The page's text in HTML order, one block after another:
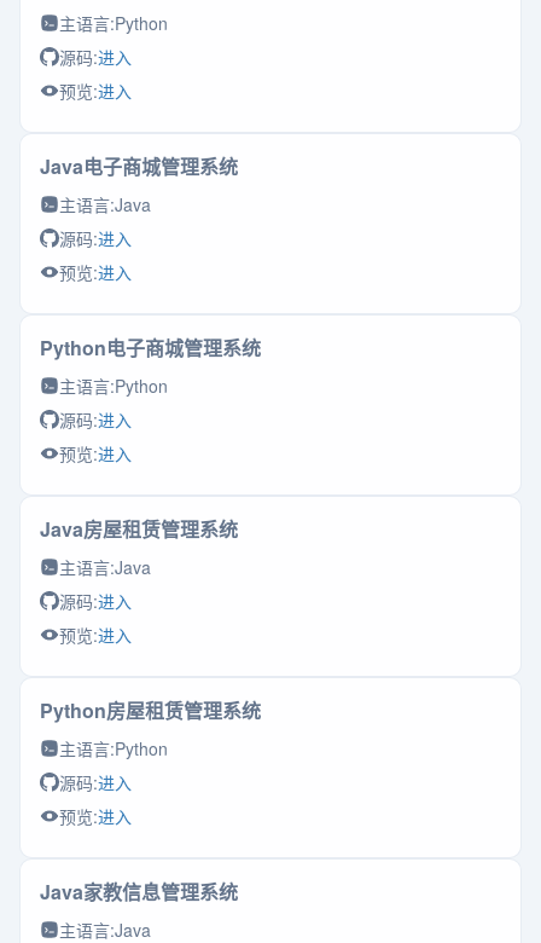
主语言:Python
源码:进入
预览:进入
Java电子商城管理系统
主语言:Java
源码:进入
预览:进入
Python电子商城管理系统
主语言:Python
源码:进入
预览:进入
Java房屋租赁管理系统
主语言:Java
源码:进入
预览:进入
Python房屋租赁管理系统
主语言:Python
源码:进入
预览:进入
Java家教信息管理系统
主语言:Java